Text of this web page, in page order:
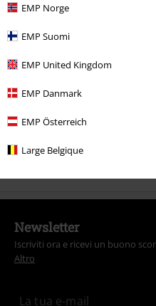
EMP Norge
EMP Suomi
EMP United Kingdom
EMP Danmark
EMP Österreich
Large Belgique
Altre Categorie. Altre
Stile Basic Basic donna
Stile Basic Abbigliamento
Stile Streetwear
Stile Streetwear Streetwear
Offerte % Abbigliamento
Newsletter
Iscriviti ora e ricevi un buono
Altro